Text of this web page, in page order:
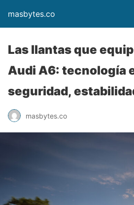
masbytes.co
Las llantas que
Audi A6: tecnología
seguridad,
masbytes.co